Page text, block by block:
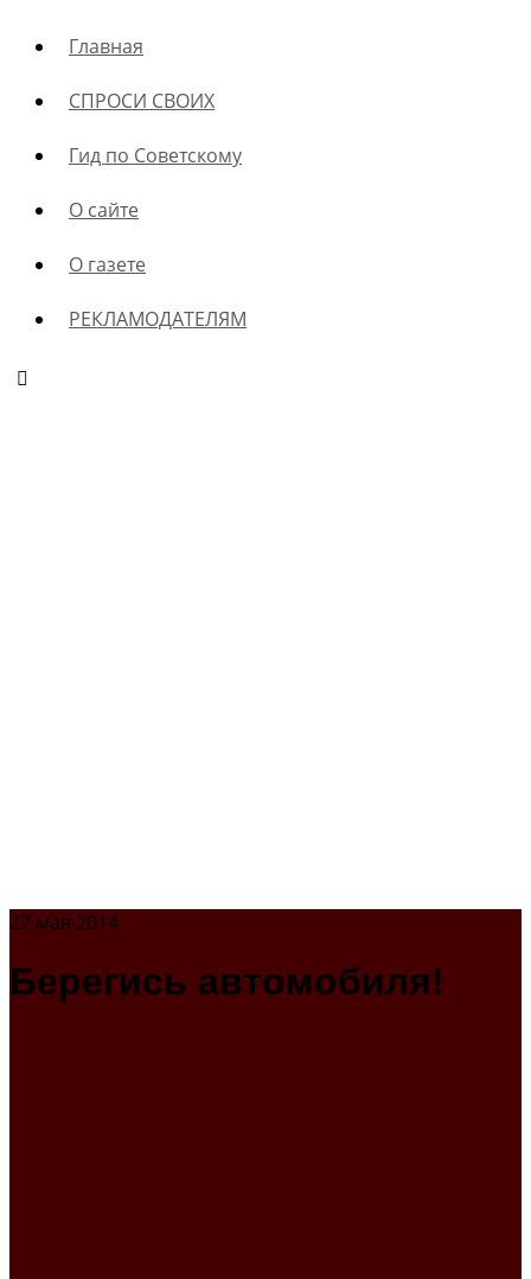
Главная
СПРОСИ СВОИХ
Гид по Советскому
О сайте
О газете
РЕКЛАМОДАТЕЛЯМ
27 мая 2014
Берегись автомобиля!